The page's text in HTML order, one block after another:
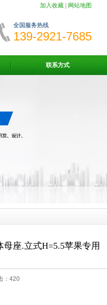
加入收藏 网站地图
全国服务热线
139-2921-7685
联系方式
座.立式H=5.5苹果专用
420